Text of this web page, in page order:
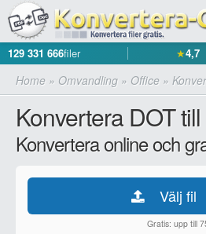
129 331 666filer ★4,7
Home » Omvandling » Office »
Konvertera DOT
Konvertera online och
Välj fil
Gratis: upp till